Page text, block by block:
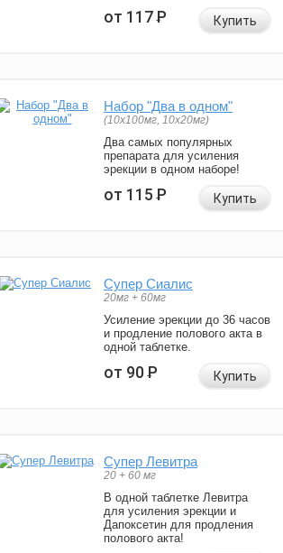
от 117Р Купить
Набор "Два в одном"
(10x100мг, 10x20мг)
Два самых популярных
препарата для усиления
эрекции в одном наборе!
от 115Р Купить
Супер Сиалис
20мг + 60мг
Усиление эрекции до 36 часов
и продление полового акта в
одной таблетке.
от 90Р Купить
Супер Левитра
20 + 60 мг
В одной таблетке Левитра
для усиления эрекции и
Дапоксетин для продления
полового акта!